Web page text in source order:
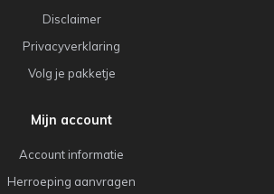
Disclaimer
Privacyverklaring
Volg je pakketje
Mijn account
Account informatie
Herroeping aanvragen